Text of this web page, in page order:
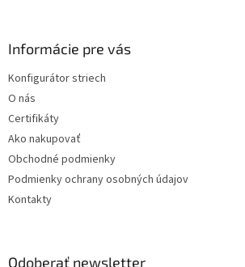
Informácie pre vás
Konfigurátor striech
O nás
Certifikáty
Ako nakupovať
Obchodné podmienky
Podmienky ochrany osobných údajov
Kontakty
Odoberať newsletter